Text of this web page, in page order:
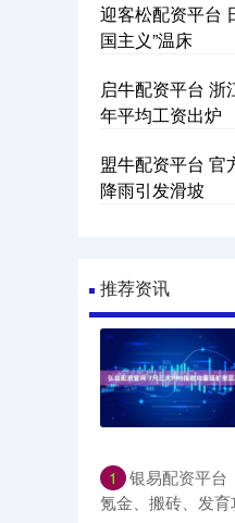
迎客松配资平台
国主义”温床
启牛配资平台 浙
年平均工资出炉
盟牛配资平台 官
降雨引发滑坡
推荐资讯
1
银易配资平台
氪金、搬砖、发